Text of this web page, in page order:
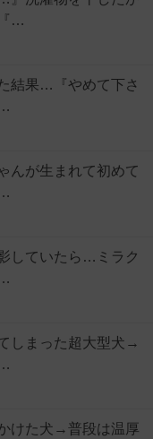
…
結果…『やめて下さ
んが生まれて初めて
していたら…ミラク
しまった超大型犬→
けた犬→普段は温厚